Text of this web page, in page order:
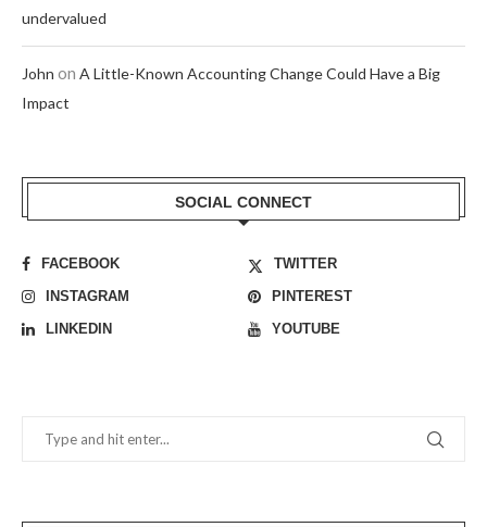
undervalued
John on A Little-Known Accounting Change Could Have a Big
Impact
SOCIAL CONNECT
FACEBOOK
TWITTER
INSTAGRAM
PINTEREST
LINKEDIN
YOUTUBE